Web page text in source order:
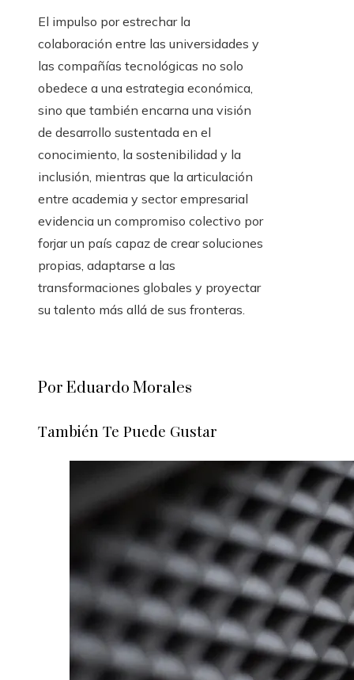
El impulso por estrechar la
colaboración entre las universidades y
las compañías tecnológicas no solo
obedece a una estrategia económica,
sino que también encarna una visión
de desarrollo sustentada en el
conocimiento, la sostenibilidad y la
inclusión, mientras que la articulación
entre academia y sector empresarial
evidencia un compromiso colectivo por
forjar un país capaz de crear soluciones
propias, adaptarse a las
transformaciones globales y proyectar
su talento más allá de sus fronteras.
Por Eduardo Morales
También Te Puede Gustar